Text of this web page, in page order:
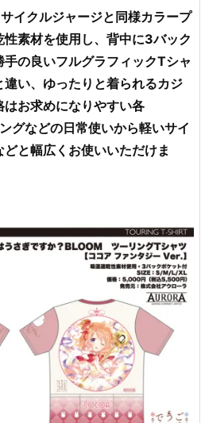
イクルジャージと同様カラープ
素材を使用し、背中に3バック
の良いフルグラフィックTシャ
い、ゆったりと着られるカジ
お求めになりやすい各
グなどの日常使いから軽いサイ
と幅広くお使いいただけま